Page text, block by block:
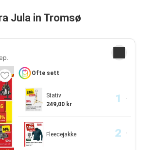
Jula in Tromsø
Ofte sett
Stativ
249,00 kr
Fleecejakke